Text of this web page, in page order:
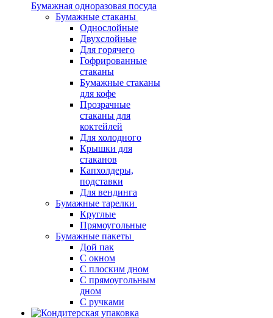
Бумажная одноразовая посуда
Бумажные стаканы
Однослойные
Двухслойные
Для горячего
Гофрированные
стаканы
Бумажные стаканы
для кофе
Прозрачные
стаканы для
коктейлей
Для холодного
Крышки для
стаканов
Капхолдеры,
подставки
Для вендинга
Бумажные тарелки
Круглые
Прямоугольные
Бумажные пакеты
Дой пак
С окном
С плоским дном
С прямоугольным
дном
С ручками